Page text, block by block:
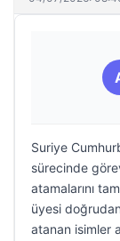
Suriye
sürecinde
atamalarını
üyesi
atanan isimler